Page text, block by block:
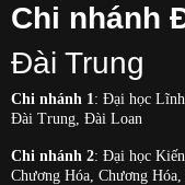
Chi nhánh
Đài Trung
Chi nhánh 1: Đại học
Đài Trung, Đài Loan
Chi nhánh 2: Đại học
Chương Hóa, Chương